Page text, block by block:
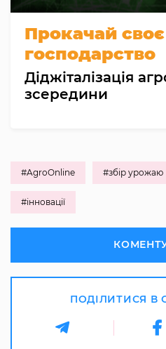
Прокачай своє
господарство
Діджіталізація
зсередини
#AgroOnline #збір урожаю
#інновації
ПОДІЛИТИСЯ В